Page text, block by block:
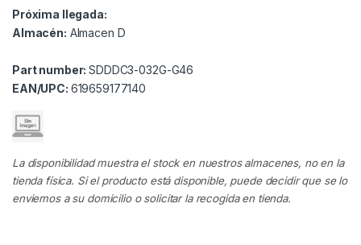
Próxima llegada:
Almacén: Almacen D
Part number:SDDDC3-032G-G46
EAN/UPC: 619659177140
La disponibilidad muestra el stock en nuestros almacenes, no en la
tienda física. Si el producto está disponible, puede decidir que se lo
enviemos a su domicilio o solicitar la recogida en tienda.